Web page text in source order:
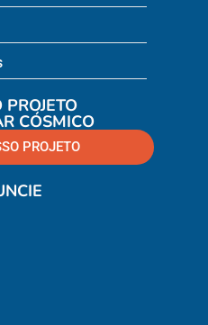
CÓSMICO
PROJETO